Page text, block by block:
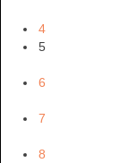
4
5
6
7
8